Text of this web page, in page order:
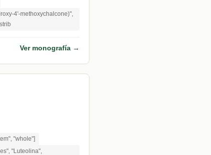
4'-methoxychalcone)",
Ver monografía →
"whole"]
"Luteolina",